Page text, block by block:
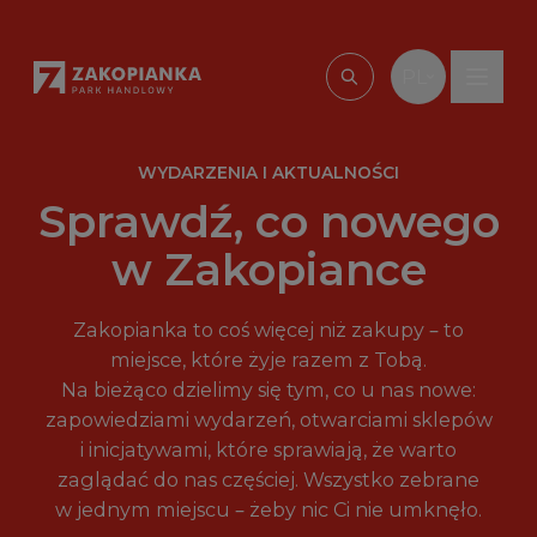
Wpisz, czego
WYDARZENIA I AKTUALNOŚCI
Sprawdź, co nowego
w Zakopiance
Zakopianka to coś więcej niż zakupy – to
miejsce, które żyje razem z Tobą.
Na bieżąco dzielimy się tym, co u nas nowe:
zapowiedziami wydarzeń, otwarciami sklepów
i inicjatywami, które sprawiają, że warto
zaglądać do nas częściej. Wszystko zebrane
w jednym miejscu – żeby nic Ci nie umknęło.